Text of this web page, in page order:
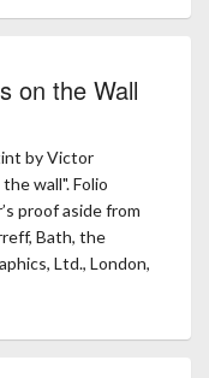
on the Wall
by Victor
wall". Folio
proof aside from
Bath, the
Ltd., London,